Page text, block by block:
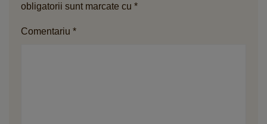
obligatorii sunt marcate cu *
Comentariu *